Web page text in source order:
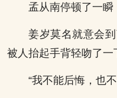
孟从南停顿了一瞬
姜岁莫名就意会
被人抬起手背轻吻了一
“我不能后悔，也